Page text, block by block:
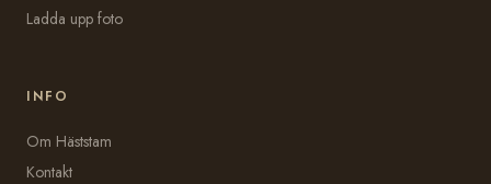
Ladda upp foto
INFO
Om Häststam
Kontakt